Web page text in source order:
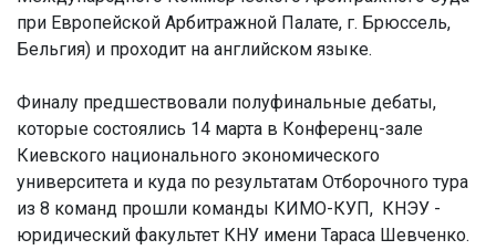
при Европейской Арбитражной Палате, г. Брюссель,
Бельгия) и проходит на английском языке.
Финалу предшествовали полуфинальные дебаты,
которые состоялись 14 марта в Конференц-зале
Киевского национального экономического
университета и куда по результатам Отборочного тура
из 8 команд прошли команды КИМО-КУП, КНЭУ -
юридический факультет КНУ имени Тараса Шевченко.